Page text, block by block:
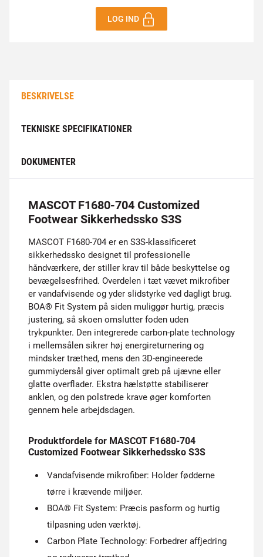
LOG IND
BESKRIVELSE
TEKNISKE SPECIFIKATIONER
DOKUMENTER
MASCOT F1680-704 Customized
Footwear Sikkerhedssko S3S
MASCOT F1680-704 er en S3S-klassificeret
sikkerhedssko designet til professionelle
håndværkere, der stiller krav til både beskyttelse og
bevægelsesfrihed. Overdelen i tæt vævet mikrofiber
er vandafvisende og yder slidstyrke ved dagligt brug.
BOA® Fit System på siden muliggør hurtig, præcis
justering, så skoen omslutter foden uden
trykpunkter. Den integrerede carbon-plate technology
i mellemsålen sikrer høj energireturnering og
mindsker træthed, mens den 3D-engineerede
gummiydersål giver optimalt greb på ujævne eller
glatte overflader. Ekstra hælstøtte stabiliserer
anklen, og den polstrede krave øger komforten
gennem hele arbejdsdagen.
Produktfordele for MASCOT F1680-704
Customized Footwear Sikkerhedssko S3S
Vandafvisende mikrofiber: Holder fødderne
tørre i krævende miljøer.
BOA® Fit System: Præcis pasform og hurtig
tilpasning uden værktøj.
Carbon Plate Technology: Forbedrer affjedring